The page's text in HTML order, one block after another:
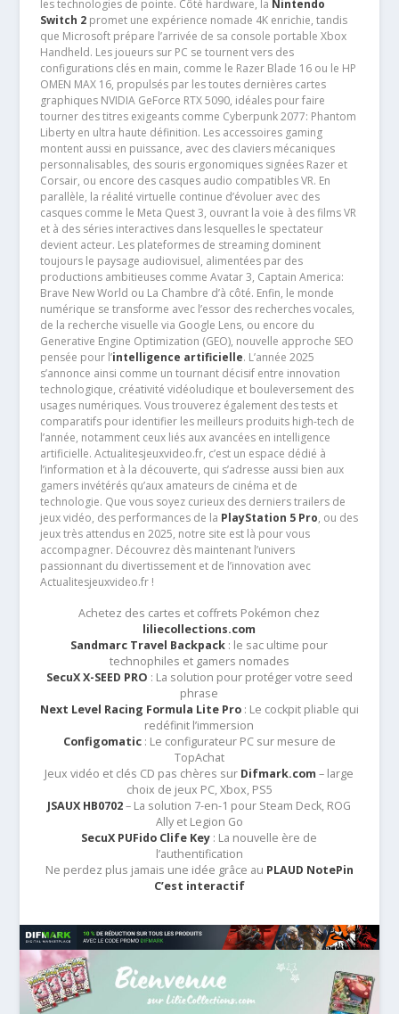
les technologies de pointe. Côté hardware, la Nintendo
Switch 2promet une expérience nomade 4K enrichie, tandis
que Microsoft prépare l’arrivée de sa console portable Xbox
Handheld. Les joueurs sur PC se tournent vers des
configurations clés en main, comme le Razer Blade 16 ou le HP
OMEN MAX 16, propulsés par les toutes dernières cartes
graphiques NVIDIA GeForce RTX 5090, idéales pour faire
tourner des titres exigeants comme Cyberpunk 2077: Phantom
Liberty en ultra haute définition. Les accessoires gaming
montent aussi en puissance, avec des claviers mécaniques
personnalisables, des souris ergonomiques signées Razer et
Corsair, ou encore des casques audio compatibles VR. En
parallèle, la réalité virtuelle continue d’évoluer avec des
casques comme le Meta Quest 3, ouvrant la voie à des films VR
et à des séries interactives dans lesquelles le spectateur
devient acteur. Les plateformes de streaming dominent
toujours le paysage audiovisuel, alimentées par des
productions ambitieuses comme Avatar 3, Captain America:
Brave New World ou La Chambre d’à côté. Enfin, le monde
numérique se transforme avec l’essor des recherches vocales,
de la recherche visuelle via Google Lens, ou encore du
Generative Engine Optimization (GEO), nouvelle approche SEO
pensée pour l’intelligence artificielle. L’année 2025
s’annonce ainsi comme un tournant décisif entre innovation
technologique, créativité vidéoludique et bouleversement des
usages numériques. Vous trouverez également des tests et
comparatifs pour identifier les meilleurs produits high-tech de
l’année, notamment ceux liés aux avancées en intelligence
artificielle. Actualitesjeuxvideo.fr, c’est un espace dédié à
l’information et à la découverte, qui s’adresse aussi bien aux
gamers invétérés qu’aux amateurs de cinéma et de
technologie. Que vous soyez curieux des derniers trailers de
jeux vidéo, des performances de la PlayStation 5 Pro, ou des
jeux très attendus en 2025, notre site est là pour vous
accompagner. Découvrez dès maintenant l’univers
passionnant du divertissement et de l’innovation avec
Actualitesjeuxvideo.fr !
Achetez des cartes et coffrets Pokémon chez
liliecollections.com
Sandmarc Travel Backpack : le sac ultime pour
technophiles et gamers nomades
SecuX X-SEED PRO : La solution pour protéger votre seed
phrase
Next Level Racing Formula Lite Pro: Le cockpit pliable qui
redéfinit l’immersion
Configomatic: Le configurateur PC sur mesure de
TopAchat
Jeux vidéo et clés CD pas chères sur Difmark.com – large
choix de jeux PC, Xbox, PS5
JSAUX HB0702– La solution 7-en-1 pour Steam Deck, ROG
Ally et Legion Go
SecuX PUFido Clife Key : La nouvelle ère de
l’authentification
Ne perdez plus jamais une idée grâce au PLAUD NotePin
C’est interactif